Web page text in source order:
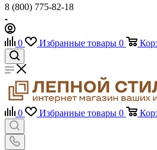
8 (800) 775-82-18
0 Избранные товары 0
0 Избранные товары 0